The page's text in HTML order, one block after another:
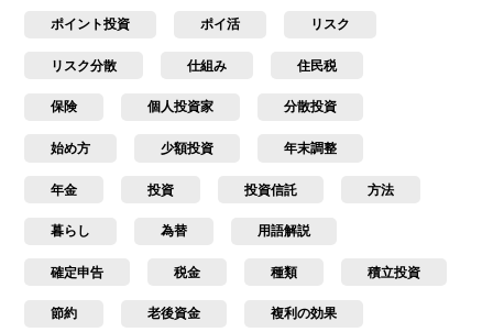
ポイント投資 ポイ活 リスク
リスク分散 仕組み 住民税
保険 個人投資家 分散投資
始め方 少額投資 年末調整
年金 投資 投資信託 方法
暮らし 為替 用語解説
確定申告 税金 種類 積立投資
節約 老後資金 複利の効果